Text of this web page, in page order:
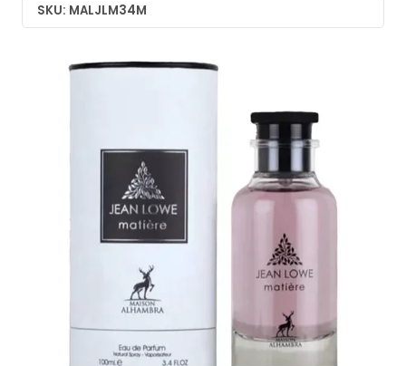
SKU: MALJLM34M